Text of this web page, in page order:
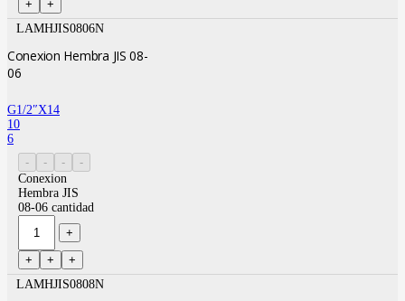
LAMHJIS0806N
Conexion Hembra JIS 08-
06
G1/2″X14
10
6
Conexion
Hembra JIS
08-06 cantidad
LAMHJIS0808N